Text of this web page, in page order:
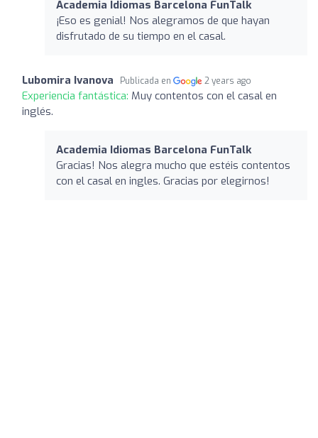
Academia Idiomas Barcelona FunTalk
¡Eso es genial! Nos alegramos de que hayan
disfrutado de su tiempo en el casal.
Lubomira Ivanova Publicada en 2 years ago
Experiencia fantástica: Muy contentos con el casal en
inglés.
Academia Idiomas Barcelona FunTalk
Gracias! Nos alegra mucho que estéis contentos
con el casal en ingles. Gracias por elegirnos!